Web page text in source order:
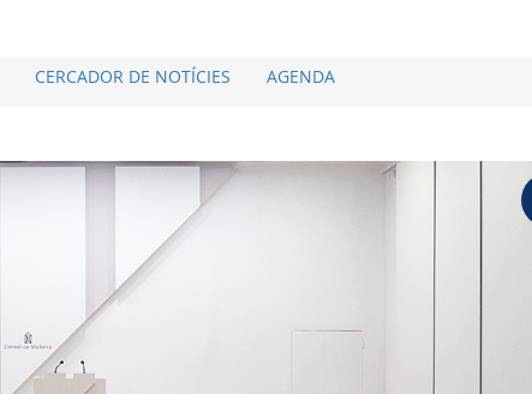
CERCADOR DE NOTÍCIES AGENDA